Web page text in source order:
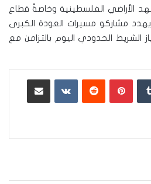
الأراضي الفلسطينية وخاصةً قطاع
يهدد مشاركو مسيرات العودة الكبرى
الحدودي اليوم بالتزامن مع
بينتيريست ‏VKontakte